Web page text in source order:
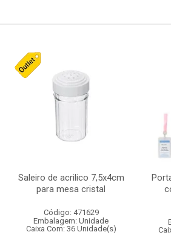
Saleiro de acrilico 7,5x4cm
para mesa cristal
Código: 471629
Embalagem: Unidade
Caixa Com: 36 Unidade(s)